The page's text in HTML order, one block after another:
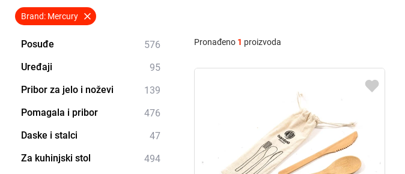
Brand: Mercury
Posuđe
576
Uređaji
95
Pribor za jelo i noževi
139
Pomagala i pribor
476
Daske i stalci
47
Za kuhinjski stol
494
Pronađeno 1 proizvoda